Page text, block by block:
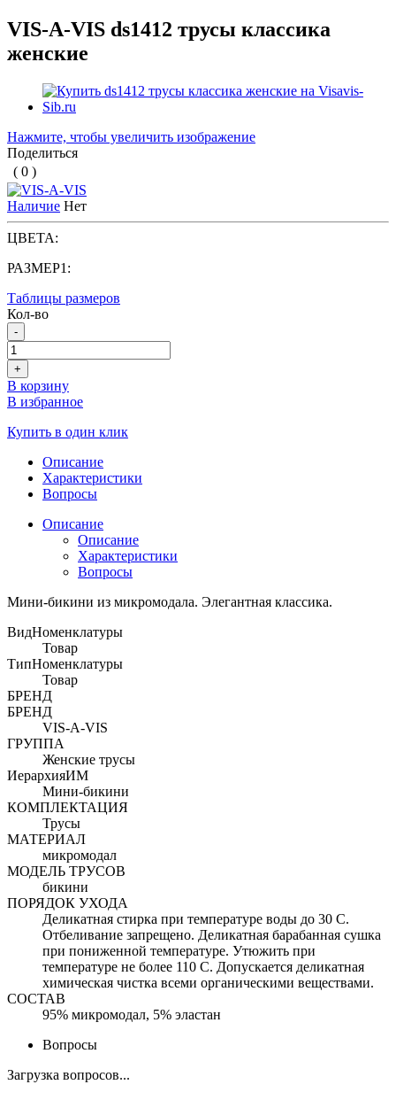
VIS-A-VIS ds1412 трусы классика
женские
Нажмите, чтобы увеличить изображение
Поделиться
( 0 )
Наличие Нет
ЦВЕТА:
РАЗМЕР1:
Таблицы размеров
Кол-во
-
+
В корзину
В избранное
Купить в один клик
Описание
Характеристики
Вопросы
Описание
Описание
Характеристики
Вопросы
Мини-бикини из микромодала. Элегантная классика.
ВидНоменклатуры
Товар
ТипНоменклатуры
Товар
БРЕНД
БРЕНД
VIS-A-VIS
ГРУППА
Женские трусы
ИерархияИМ
Мини-бикини
КОМПЛЕКТАЦИЯ
Трусы
МАТЕРИАЛ
микромодал
МОДЕЛЬ ТРУСОВ
бикини
ПОРЯДОК УХОДА
Деликатная стирка при температуре воды до 30 С.
Отбеливание запрещено. Деликатная барабанная сушка
при пониженной температуре. Утюжить при
температуре не более 110 С. Допускается деликатная
химическая чистка всеми органическими веществами.
СОСТАВ
95% микромодал, 5% эластан
Вопросы
Загрузка вопросов...